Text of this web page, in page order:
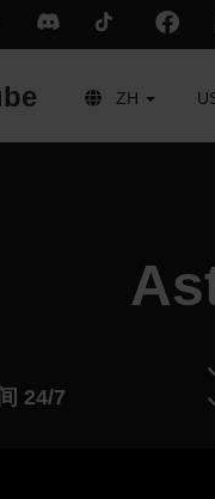
ZH
24/7